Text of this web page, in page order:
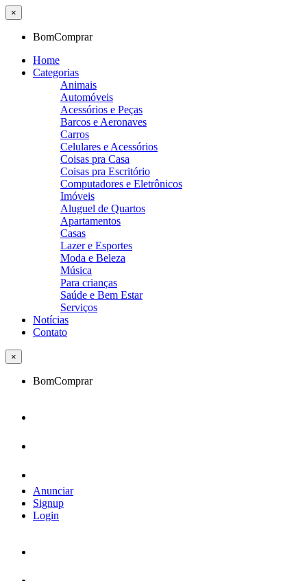
×
BomComprar
Home
Categorias
Animais
Automóveis
Acessórios e Peças
Barcos e Aeronaves
Carros
Celulares e Acessórios
Coisas pra Casa
Coisas pra Escritório
Computadores e Eletrônicos
Imóveis
Aluguel de Quartos
Apartamentos
Casas
Lazer e Esportes
Moda e Beleza
Música
Para crianças
Saúde e Bem Estar
Serviços
Notícias
Contato
×
BomComprar
Anunciar
Signup
Login